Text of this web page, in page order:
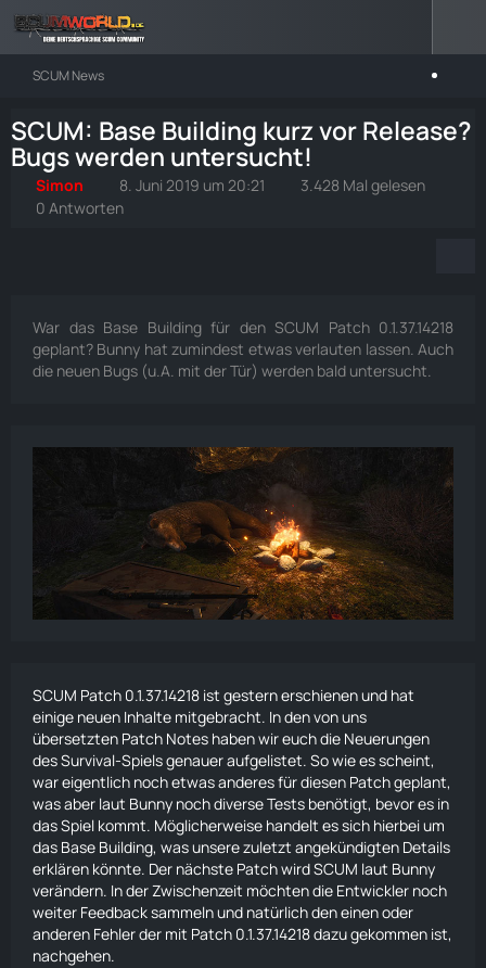
SCUM News
SCUM: Base Building kurz vor Release?
Bugs werden untersucht!
Simon 8. Juni 2019 um 20:21
3.428 Mal gelesen
0 Antworten
War das Base Building für den SCUM Patch 0.1.37.14218
geplant? Bunny hat zumindest etwas verlauten lassen. Auch
die neuen Bugs (u.A. mit der Tür) werden bald untersucht.
SCUM Patch 0.1.37.14218 ist gestern erschienen und hat
einige neuen Inhalte mitgebracht. In den von uns
übersetzten Patch Notes haben wir euch die Neuerungen
desSurvival-Spiels genauer aufgelistet. So wie es scheint,
war eigentlich noch etwas anderes für diesen Patch geplant,
was aber laut Bunny noch diverse Tests benötigt, bevor es in
das Spiel kommt. Möglicherweise handelt es sich hierbei um
das Base Building, was unserezuletzt angekündigten Details
erklären könnte. Der nächste Patch wird SCUM laut Bunny
verändern. In der Zwischenzeit möchten die Entwickler noch
weiter Feedback sammeln und natürlich den einen oder
anderen Fehler der mit Patch 0.1.37.14218 dazu gekommen ist,
nachgehen.